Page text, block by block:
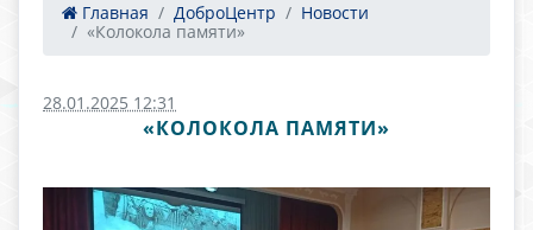
Главная ДоброЦентр
Новости
«Колокола памяти»
28.01.2025 12:31
«КОЛОКОЛА ПАМЯТИ»